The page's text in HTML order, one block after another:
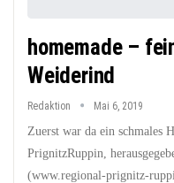
homemade –
Weiderind
Redaktion Mai 6, 2019
Zuerst war da ein schmales
PrignitzRuppin,
(www.regional-prignitz-